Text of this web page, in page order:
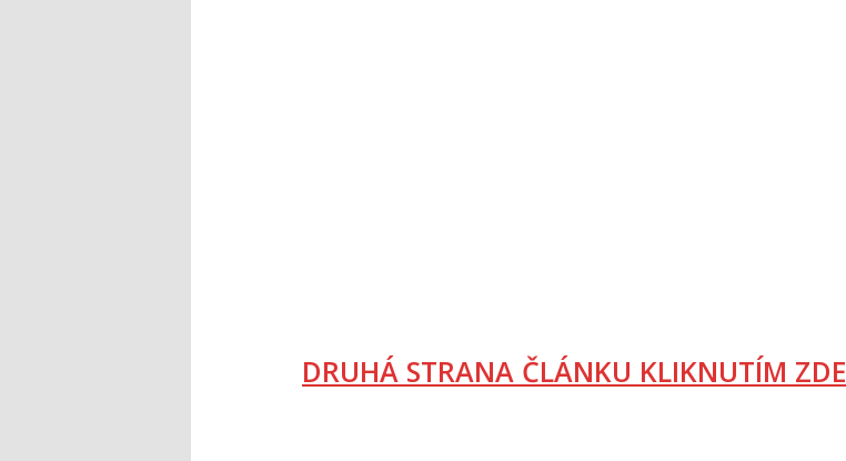
DRUHÁ STRANA ČLÁNKU KLIKNUTÍM ZDE